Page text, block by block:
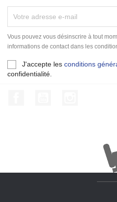
Vous pouvez vous désinscrire à tout
informations de contact dans les
J'accepte les conditions
confidentialité.